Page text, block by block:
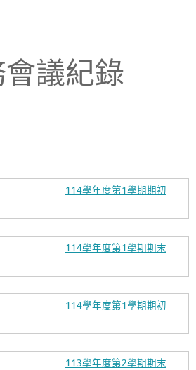
會議紀錄
11日 114學年度第1學期期初
31日 114學年度第1學期期末
22日 114學年度第1學期期初
18日 113學年度第2學期期末